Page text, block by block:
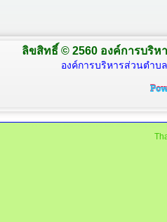
ลิขสิทธิ์ © 2560 องค์การบริห
องค์การบริหารส่วนตำบ